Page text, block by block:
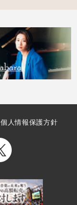
個人情報保護方針